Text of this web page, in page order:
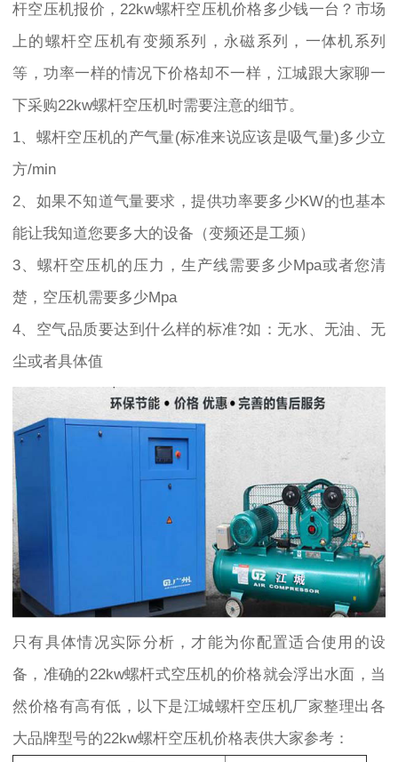
杆空压机报价，22kw螺杆空压机价格多少钱一台？市场
上的螺杆空压机有变频系列，永磁系列，一体机系列
等，功率一样的情况下价格却不一样，江城跟大家聊一
下采购22kw螺杆空压机时需要注意的细节。
1、螺杆空压机的产气量(标准来说应该是吸气量)多少立
方/min
2、如果不知道气量要求，提供功率要多少KW的也基本
能让我知道您要多大的设备（变频还是工频）
3、螺杆空压机的压力，生产线需要多少Mpa或者您清
楚，空压机需要多少Mpa
4、空气品质要达到什么样的标准?如：无水、无油、无
尘或者具体值
只有具体情况实际分析，才能为你配置适合使用的设
备，准确的22kw螺杆式空压机的价格就会浮出水面，当
然价格有高有低，以下是江城螺杆空压机厂家整理出各
大品牌型号的22kw螺杆空压机价格表供大家参考：